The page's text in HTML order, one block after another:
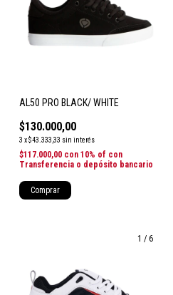
AL50 PRO BLACK/ WHITE
$130.000,00
3 x$43.333,33 sin interés
$117.000,00 con 10% of con
Transferencia o depósito bancario
Comprar
1 / 6